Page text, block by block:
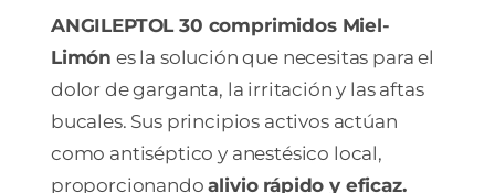
ANGILEPTOL 30 comprimidos Miel-
Limón es la solución que necesitas para el
dolor de garganta, la irritación y las aftas
bucales. Sus principios activos actúan
como antiséptico y anestésico local,
proporcionandoalivio rápido y eficaz.